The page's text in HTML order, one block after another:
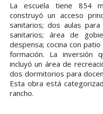
La escuela tiene 854
construyó un acceso
sanitarios; dos aulas
sanitarios; área de
despensa; cocina con
formación. La inversión
incluyó un área de
dos dormitorios para
Esta obra está
rancho.